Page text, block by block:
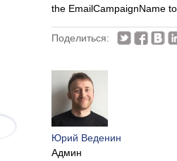
the EmailCampaignName
Поделиться:
Юрий Веденин
Админ